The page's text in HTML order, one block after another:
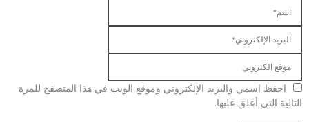
احفظ اسمي والبريد الإلكتروني وموقع الويب في هذا المتصفح للمرة
التالية التي أعلق عليها.